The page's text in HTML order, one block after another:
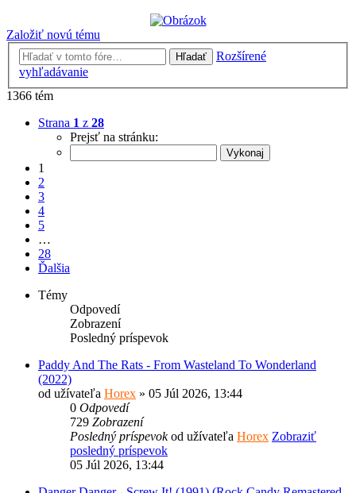
Založiť novú tému
Hľadať
Rozšírené
vyhľadávanie
1366 tém
Strana 1 z 28
Prejsť na stránku:
1
2
3
4
5
…
28
Ďalšia
Témy
Odpovedí
Zobrazení
Posledný príspevok
Paddy And The Rats - From Wasteland To Wonderland
(2022)
od užívateľa Horex » 05 Júl 2026, 13:44
0 Odpovedí
729 Zobrazení
Posledný príspevokod užívateľa Horex Zobraziť
posledný príspevok
05 Júl 2026, 13:44